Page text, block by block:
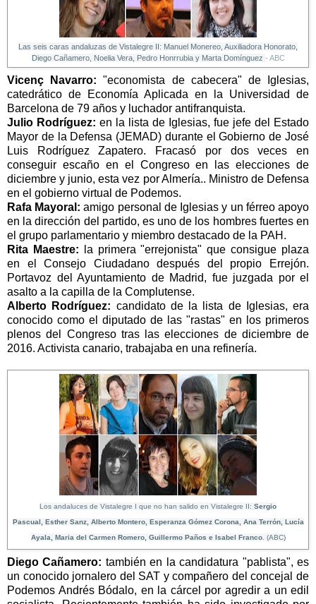
Las seis caras andaluzas de Vistalegre II: Manuel Monereo, Auxiliadora Honorato,
Diego Cañamero, Noelia Vera, Pedro Honrrubia y Marta Domínguez - ABC
Vicenç Navarro: "economista de cabecera" de Iglesias,
catedrático de Economía Aplicada en la Universidad de
Barcelona de 79 años y luchador antifranquista.
Julio Rodríguez: en la lista de Iglesias, fue jefe del Estado
Mayor de la Defensa (JEMAD) durante el Gobierno de José
Luis Rodríguez Zapatero. Fracasó por dos veces en
conseguir escaño en el Congreso en las elecciones de
diciembre y junio, esta vez por Almería.. Ministro de Defensa
en el gobierno virtual de Podemos.
Rafa Mayoral: amigo personal de Iglesias y un férreo apoyo
en la dirección del partido, es uno de los hombres fuertes en
el grupo parlamentario y miembro destacado de la PAH.
Rita Maestre: la primera "errejonista" que consigue plaza
en el Consejo Ciudadano después del propio Errejón.
Portavoz del Ayuntamiento de Madrid, fue juzgada por el
asalto a la capilla de la Complutense.
Alberto Rodríguez: candidato de la lista de Iglesias, era
conocido como el diputado de las "rastas" en los primeros
plenos del Congreso tras las elecciones de diciembre de
2016. Activista canario, trabajaba en una refinería.
Los andaluces de Vistalegre I que no han salido en Vistalegre II: Sergio
Pascual, Esther Sanz, Alberto Montero, Esperanza Gómez Corona, Ana Terrón, Lucía
Ayala, Maria del Carmen Romero, Guillermo Paños e Isabel Franco. (ABC)
Diego Cañamero: también en la candidatura "pablista", es
un conocido jornalero del SAT y compañero del concejal de
Podemos Andrés Bódalo, en la cárcel por agredir a un edil